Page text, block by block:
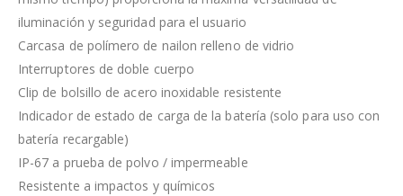
iluminación y seguridad para el usuario
Carcasa de polímero de nailon relleno de vidrio
Interruptores de doble cuerpo
Clip de bolsillo de acero inoxidable resistente
Indicador de estado de carga de la batería (solo para uso con
batería recargable)
IP-67 a prueba de polvo / impermeable
Resistente a impactos y químicos